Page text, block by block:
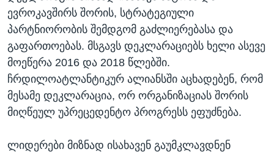
ევროკავშირს შორის, სტრატეგიული
პარტნიორობის შემდგომ გაძლიერებასა და
გაფართოებას. მსგავს დეკლარაციებს ხელი ასევე
მოეწერა 2016 და 2018 წლებში.
ჩრდილოატლანტიკურ ალიანსში აცხადებენ, რომ
მესამე დეკლარაცია, ორ ორგანიზაციას შორის
მიღწეულ უპრეცედენტო პროგრესს ეფუძნება.
ლიდერები მიზნად ისახავენ გაუმკლავდნენ